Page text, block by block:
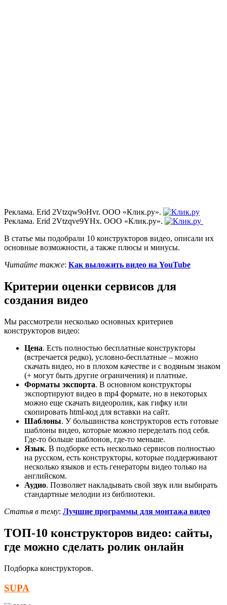
Реклама. Erid 2Vtzqw9oHvr. ООО «Клик.ру».
Реклама. Erid 2Vtzqve9YHx. ООО «Клик.ру».
В статье мы подобрали 10 конструкторов видео, описали их
основные возможности, а также плюсы и минусы.
Читайте также: Как выложить видео на YouTube
Критерии оценки сервисов для
создания видео
Мы рассмотрели несколько основных критериев
конструкторов видео:
Цена. Есть полностью бесплатные конструкторы
(встречается редко), условно-бесплатные – можно
скачать видео, но в плохом качестве и с водяным знаком
(+ могут быть другие ограничения) и платные.
Форматы экспорта. В основном конструкторы
экспортируют видео в mp4 формате, но в некоторых
можно еще скачать видеоролик, как гифку или
скопировать html-код для вставки на сайт.
Шаблоны. У большинства конструкторов есть готовые
шаблоны видео, которые можно переделать под себя.
Где-то больше шаблонов, где-то меньше.
Язык. В подборке есть несколько сервисов полностью
на русском, есть конструкторы, которые поддерживают
несколько языков и есть генераторы видео только на
английском.
Аудио. Позволяет накладывать свой звук или выбирать
стандартные мелодии из библиотеки.
Статья в тему: Лучшие программы для монтажа видео
ТОП-10 конструкторов видео: сайты,
где можно сделать ролик онлайн
Подборка конструкторов.
SUPA